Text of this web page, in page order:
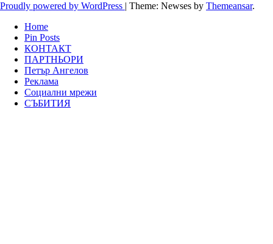
Proudly powered by WordPress | Theme: Newses by Themeansar.
Home
Pin Posts
КОНТАКТ
ПАРТНЬОРИ
Петър Ангелов
Реклама
Социални мрежи
СЪБИТИЯ